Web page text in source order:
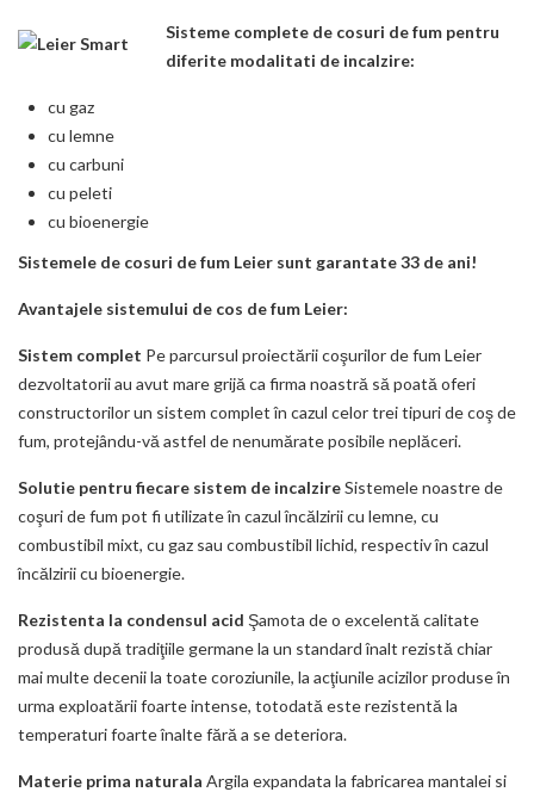
Sisteme complete de cosuri de fum pentru
diferite modalitati de incalzire:
cu gaz
cu lemne
cu carbuni
cu peleti
cu bioenergie
Sistemele de cosuri de fum Leier sunt garantate 33 de ani!
Avantajele sistemului de cos de fum Leier:
Sistem complet Pe parcursul proiectării coşurilor de fum Leier
dezvoltatorii au avut mare grijă ca firma noastră să poată oferi
constructorilor un sistem complet în cazul celor trei tipuri de coş de
fum, protejându-vă astfel de nenumărate posibile neplăceri.
Solutie pentru fiecare sistem de incalzireSistemele noastre de
coşuri de fum pot fi utilizate în cazul încălzirii cu lemne, cu
combustibil mixt, cu gaz sau combustibil lichid, respectiv în cazul
încălzirii cu bioenergie.
Rezistenta la condensul acid Şamota de o excelentă calitate
produsă după tradiţiile germane la un standard înalt rezistă chiar
mai multe decenii la toate coroziunile, la acţiunile acizilor produse în
urma exploatării foarte intense, totodată este rezistentă la
temperaturi foarte înalte fără a se deteriora.
Materie prima naturala Argila expandata la fabricarea mantalei si